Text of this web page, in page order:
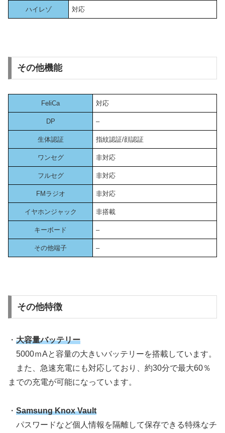
ハイレゾ 対応
その他機能
FeliCa 対応
DP –
生体認証 指紋認証/顔認証
ワンセグ 非対応
フルセグ 非対応
FMラジオ 非対応
イヤホンジャック 非搭載
キーボード –
その他端子 –
その他特徴
・ 大容量バッテリー
5000ｍAと容量の大きいバッテリーを搭載しています。
また、急速充電にも対応しており、約30分で最大60％
までの充電が可能になっています。
・ Samsung Knox Vault
パスワードなど個人情報を隔離して保存できる特殊なチ